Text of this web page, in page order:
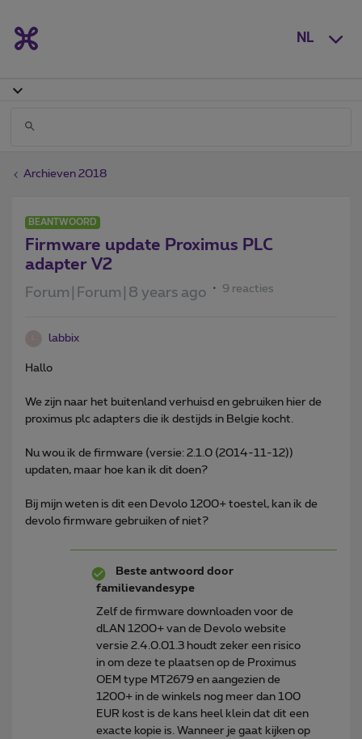
NL
Archieven 2018
BEANTWOORD
Firmware update Proximus PLC
adapter V2
Forum|Forum|8 years ago 9 reacties
labbix
Hallo
We zijn naar het buitenland verhuisd en gebruiken hier de
proximus plc adapters die ik destijds in Belgie kocht.
Nu wou ik de firmware (versie: 2.1.0 (2014-11-12))
updaten, maar hoe kan ik dit doen?
Bij mijn weten is dit een Devolo 1200+ toestel, kan ik de
devolo firmware gebruiken of niet?
Beste antwoord door
familievandesype
Zelf de firmware downloaden voor de
dLAN 1200+ van de Devolo website
versie 2.4.0.01.3 houdt zeker een risico
in om deze te plaatsen op de Proximus
OEM type MT2679 en aangezien de
1200+ in de winkels nog meer dan 100
EUR kost is de kans heel klein dat dit een
exacte kopie is. Wanneer je gaat kijken op